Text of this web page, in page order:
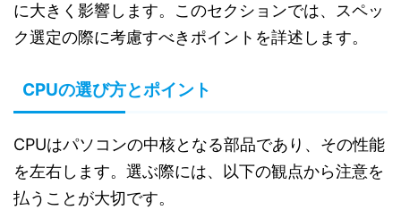
に大きく影響します。このセクションでは、スペッ
ク選定の際に考慮すべきポイントを詳述します。
CPUの選び方とポイント
CPUはパソコンの中核となる部品であり、その性能
を左右します。選ぶ際には、以下の観点から注意を
払うことが大切です。